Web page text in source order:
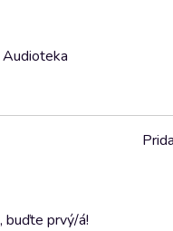
Audioteka
buďte prvý/á!